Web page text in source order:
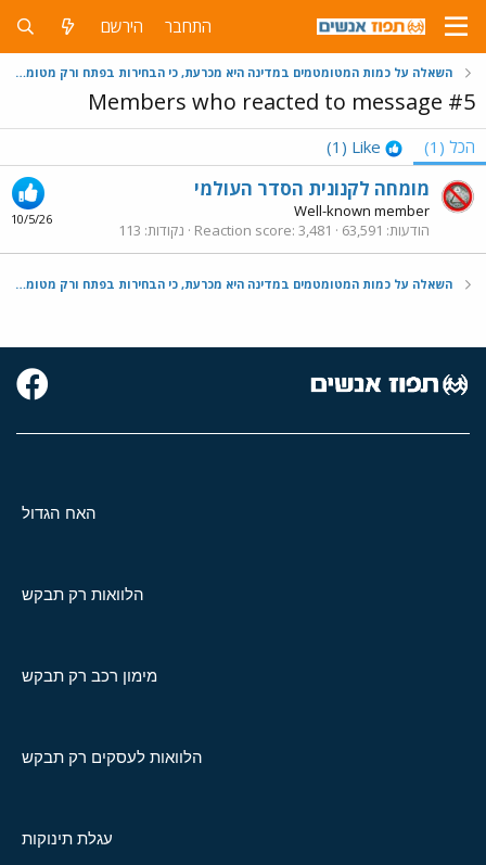
התחבר הירשם
השאלה על כמות המטומטמים במדינה היא מכרעת, כי הבחירות בפתח ורק מטומטמים יצביעו ביבי
Members who reacted to message #5
הכל (1)
Like
(1)
10/5/26
מומחה לקנונית הסדר העולמי
Well-known member
הודעות 63,591
Reaction score 3,481 נקודות 113
השאלה על כמות המטומטמים במדינה היא מכרעת, כי הבחירות בפתח ורק מטומטמים יצביעו ביבי
האח הגדול
הלוואות רק תבקש
מימון רכב רק תבקש
הלוואות לעסקים רק תבקש
עגלת תינוקות